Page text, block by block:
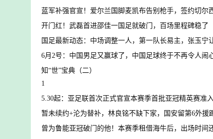
蓝军补强官宣！爱尔兰国脚麦凯布告别枪手，签约切尔
开门红！武磊首进邵佳一国足就破门，百场里程碑稳了
国足最新动态：中场调整一人，第一队长易主，张玉宁
6月2号：中国男足又赢球了，中国足球终于不再令人闹
知“世”宝典（二）
1
5.30起：亚足联首次正式官宣本赛季首批亚冠精英赛准
暂未续约+沦为替补，林良铭不缺下家，国安留第6外援
曾为鲁能亚冠破门的他！本赛季租借海牛后，出场时间